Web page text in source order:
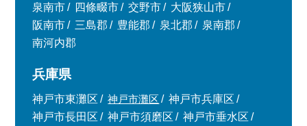
泉南市
四條畷市 交野市
大阪狭山市
阪南市
三島郡 豊能郡 泉北郡
泉南郡
南河内郡
兵庫県
神戸市東灘区 神戸市灘区
神戸市兵庫区
神戸市長田区
神戸市須磨区
神戸市垂水区